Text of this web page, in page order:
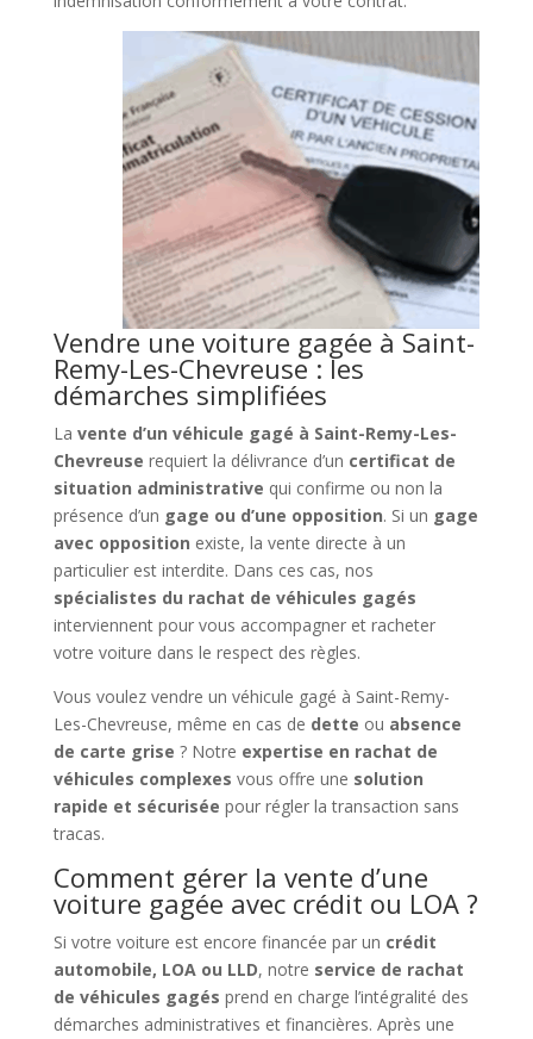
Vendre une voiture gagée à Saint-
Remy-Les-Chevreuse : les
démarches simplifiées
La vente d’un véhicule gagé à Saint-Remy-Les-
Chevreuse requiert la délivrance d’un certificat de
situation administrative qui confirme ou non la
présence d’un gage ou d’une opposition. Si un gage
avec opposition existe, la vente directe à un
particulier est interdite. Dans ces cas, nos
spécialistes du rachat de véhicules gagés
interviennent pour vous accompagner et racheter
votre voiture dans le respect des règles.
Vous voulez vendre un véhicule gagé à Saint-Remy-
Les-Chevreuse, même en cas de dette ou absence
de carte grise ? Notre expertise en rachat de
véhicules complexes vous offre une solution
rapide et sécurisée pour régler la transaction sans
tracas.
Comment gérer la vente d’une
voiture gagée avec crédit ou LOA ?
Si votre voiture est encore financée par un crédit
automobile, LOA ou LLD, notre service de rachat
de véhicules gagés prend en charge l’intégralité des
démarches administratives et financières. Après une